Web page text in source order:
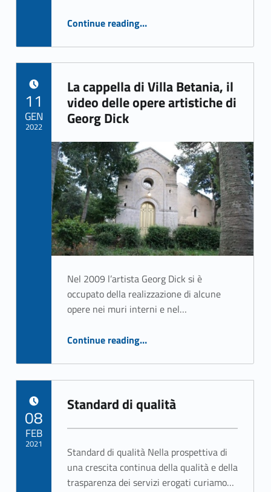
Continue reading…
La cappella di Villa Betania, il
video delle opere artistiche di
Georg Dick
Nel 2009 l’artista Georg Dick si è
occupato della realizzazione di alcune
opere nei muri interni e nel…
Continue reading“La cappella di Villa Betania, il video delle opere artistiche di Georg Dick”
…
11
GEN
2022
Standard di qualità
Standard di qualità Nella prospettiva di
una crescita continua della qualità e della
trasparenza dei servizi erogati curiamo…
08
FEB
2021